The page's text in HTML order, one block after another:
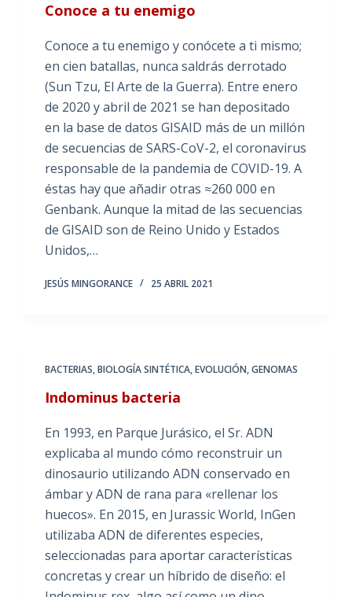
Conoce a tu enemigo
Conoce a tu enemigo y conócete a ti mismo;
en cien batallas, nunca saldrás derrotado
(Sun Tzu, El Arte de la Guerra). Entre enero
de 2020 y abril de 2021 se han depositado
en la base de datos GISAID más de un millón
de secuencias de SARS-CoV-2, el coronavirus
responsable de la pandemia de COVID-19. A
éstas hay que añadir otras ≈260 000 en
Genbank. Aunque la mitad de las secuencias
de GISAID son de Reino Unido y Estados
Unidos,…
JESÚS MINGORANCE 25 ABRIL 2021
BACTERIAS,BIOLOGÍA SINTÉTICA,EVOLUCIÓN,GENOMAS
Indominus bacteria
En 1993, en Parque Jurásico, el Sr. ADN
explicaba al mundo cómo reconstruir un
dinosaurio utilizando ADN conservado en
ámbar y ADN de rana para «rellenar los
huecos». En 2015, en Jurassic World, InGen
utilizaba ADN de diferentes especies,
seleccionadas para aportar características
concretas y crear un híbrido de diseño: el